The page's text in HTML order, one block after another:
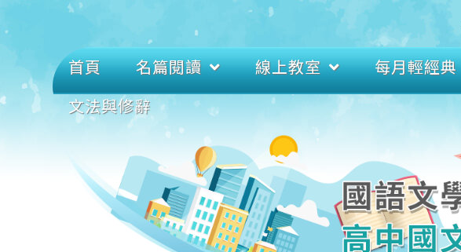
首頁 名篇閱讀 線上教室 每月輕經典
文法與修辭